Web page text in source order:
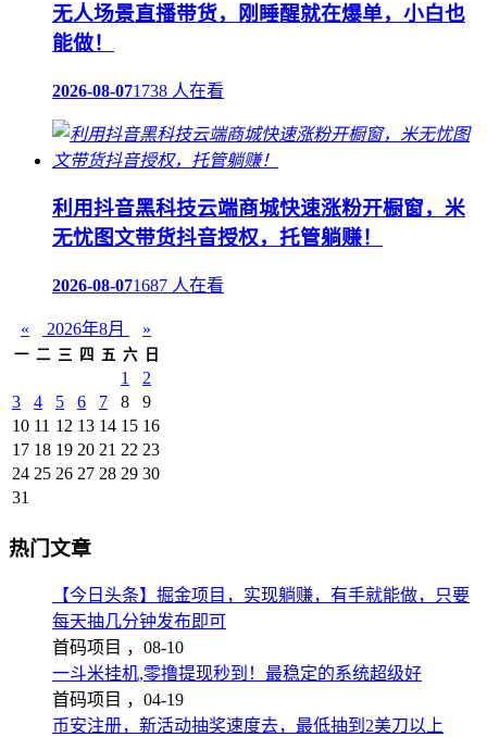
无人场景直播带货，刚睡醒就在爆单，小白也
能做！
2026-08-071738 人在看
利用抖音黑科技云端商城快速涨粉开橱窗，米
无忧图文带货抖音授权，托管躺赚！
2026-08-071687 人在看
« 2026年8月 »
一 二 三 四 五 六 日
1
2
3
4 5 6 7 8
9
10 11 12 13 14 15 16
17 18 19 20 21 22 23
24 25 26 27 28 29 30
31
热门文章
【今日头条】掘金项目，实现躺赚，有手就能做，只要
每天抽几分钟发布即可
首码项目 ， 08-10
一斗米挂机,零撸提现秒到！最稳定的系统超级好
首码项目 ， 04-19
币安注册，新活动抽奖速度去，最低抽到2美刀以上